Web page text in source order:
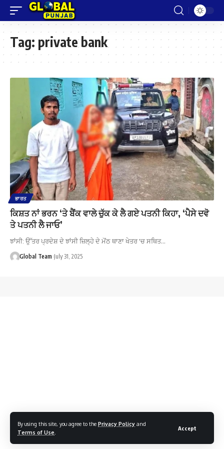
By using this site, you agree to the Privacy Policy and
Terms of Use
Accept
Tag: private bank
ਭਾਰਤ
ਕਿਸ਼ਤ ਨਾਂ ਭਰਨ ‘ਤੇ ਬੈਂਕ ਵਾਲੇ ਚੁੱਕ ਕੇ ਲੈ ਗਏ ਪਤਨੀ ਕਿਹਾ, ‘ਪੈਸੇ ਦਵੋ
ਤੇ ਪਤਨੀ ਲੈ ਜਾਓ’
ਝਾਂਸੀ: ਉੱਤਰ ਪ੍ਰਦੇਸ਼ ਦੇ ਝਾਂਸੀ ਜ਼ਿਲ੍ਹੇ ਦੇ ਮੋਂਠ ਥਾਣਾ ਖੇਤਰ 'ਚ ਸਥਿਤ…
Global Team July 31, 2025